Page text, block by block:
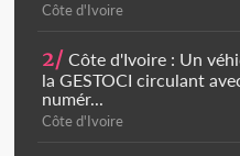
Côte d'Ivoire
2/ Côte d'Ivoire : Un
la GESTOCI circulant
numér...
Côte d'Ivoire